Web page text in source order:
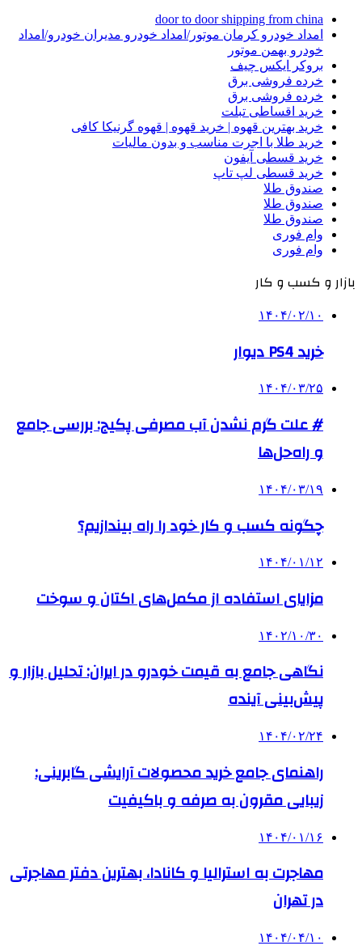
door to door shipping from china
امداد خودرو کرمان موتور/امداد خودرو مدیران خودرو/امداد
خودرو بهمن موتور
بروکر ایکس چیف
خرده فروشی برق
خرده فروشی برق
خرید اقساطی تبلت
خرید بهترین قهوه | خرید قهوه | قهوه گرنیکا کافی
خرید طلا با اجرت مناسب و بدون مالیات
خرید قسطی آیفون
خرید قسطی لپ تاپ
صندوق طلا
صندوق طلا
صندوق طلا
وام فوری
وام فوری
بازار و کسب و کار
۱۴۰۴/۰۲/۱۰
خرید PS4 دیوار
۱۴۰۴/۰۳/۲۵
# علت گرم نشدن آب مصرفی پکیج: بررسی جامع
و راه‌حل‌ها
۱۴۰۴/۰۳/۱۹
چگونه کسب و کار خود را راه بیندازیم؟
۱۴۰۴/۰۱/۱۲
مزایای استفاده از مکمل‌های اکتان و سوخت
۱۴۰۲/۱۰/۳۰
نگاهی جامع به قیمت خودرو در ایران: تحلیل بازار و
پیش‌بینی آینده
۱۴۰۴/۰۲/۲۴
راهنمای جامع خرید محصولات آرایشی گابرینی:
زیبایی مقرون به صرفه و باکیفیت
۱۴۰۴/۰۱/۱۶
مهاجرت به استرالیا و کانادا، بهترین دفتر مهاجرتی
در تهران
۱۴۰۴/۰۴/۱۰